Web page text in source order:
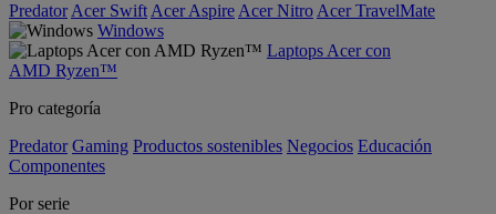
Predator Acer Swift Acer Aspire Acer Nitro Acer TravelMate
Windows
Laptops Acer con
AMD Ryzen™
Pro categoría
Predator Gaming Productos sostenibles Negocios Educación
Componentes
Por serie